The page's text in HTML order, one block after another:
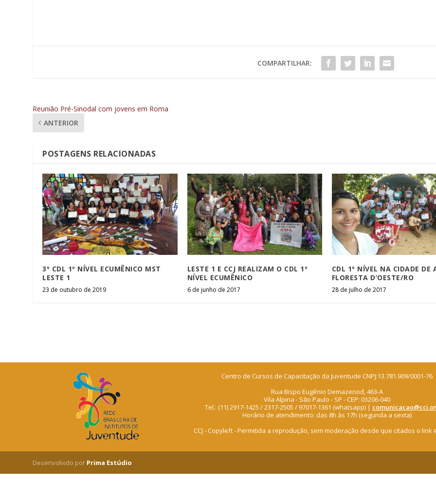
COMPARTILHAR:
Reunião Pré-Sinodal com jovens em Roma
ANTERIOR
POSTAGENS RELACIONADAS
3º CDL 1º NÍVEL ECUMÊNICO MST
LESTE 1
23 de outubro de 2019
LESTE 1 E CCJ REALIZAM O CDL 1º
NÍVEL ECUMÊNICO
6 de junho de 2017
CDL 1º NÍVEL NA CIDADE DE
FLORESTA D’OESTE/RO
28 de julho de 2017
Centro de Cursos de Capacitação da Juventude CNPJ:13.781.909/0001-76
Rua Bispo Eugênio Demazenod, 463-A
Vila Alpina - São Paulo - SP - CEP: 03206-040
Tel.: (11) 2917-1425 / 2317-2505 / 97017-1361 (whatsapp) |
Horário de atendimento: das 8h às 17h (segunda a sexta)
CCJ - Copyleft - Permitida a reprodução, sem moderação desde que citados o link
Desenvolvido por Prima Estúdio